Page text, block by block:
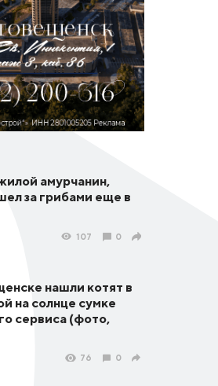
амурчанин,
за грибами еще в
107 0
нашли котят в
на солнце сумке
сервиса (фото,
76 0